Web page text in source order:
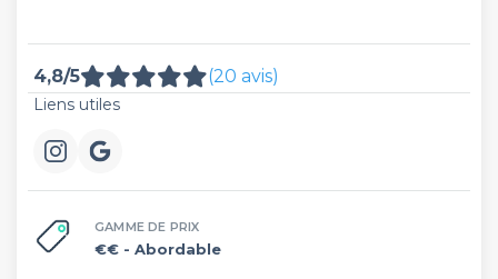
4,8/5 (20 avis)
Liens utiles
GAMME DE PRIX
€€ - Abordable